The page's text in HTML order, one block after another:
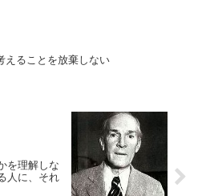
えることを放棄しない
を理解しな
人に、それ